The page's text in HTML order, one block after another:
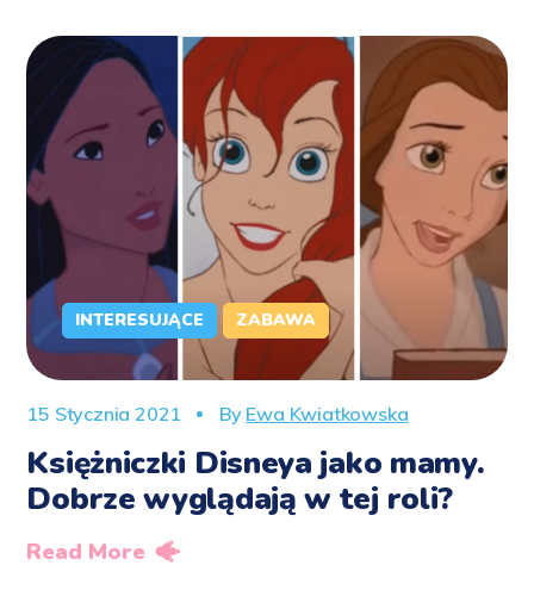
INTERESUJĄCE ZABAWA
15 Stycznia 2021 By Ewa Kwiatkowska
Księżniczki Disneya jako mamy.
Dobrze wyglądają w tej roli?
Read More